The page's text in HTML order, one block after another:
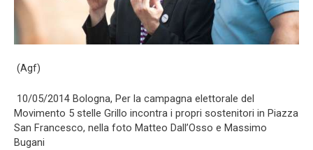
(Agf)
10/05/2014 Bologna, Per la campagna elettorale del
Movimento 5 stelle Grillo incontra i propri sostenitori in Piazza
San Francesco, nella foto Matteo Dall’Osso e Massimo
Bugani